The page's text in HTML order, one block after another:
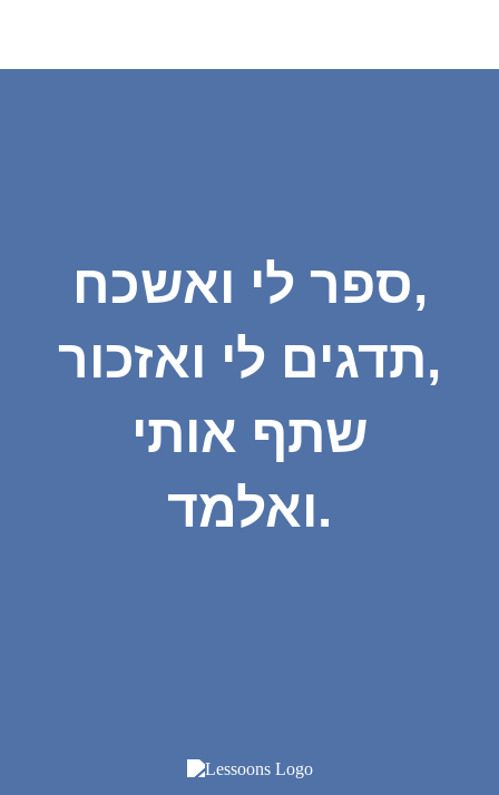
ספר לי ואשכח,
תדגים לי ואזכור,
שתף אותי
ואלמד.